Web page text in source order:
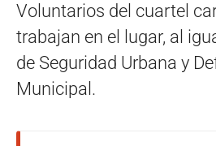
Voluntarios del cuartel
trabajan en el lugar, al
de Seguridad Urbana y
Municipal.